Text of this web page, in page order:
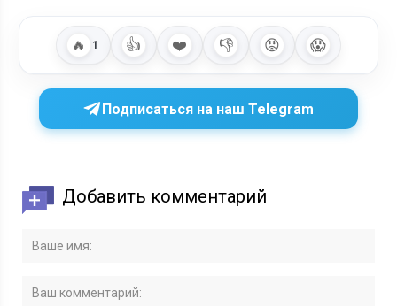
🔥 1 👍 ❤️ 👎 😡 😱
Подписаться на наш Telegram
Добавить комментарий